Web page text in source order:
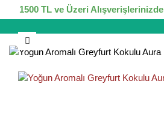
1500 TL ve Üzeri Alışverişlerinizde